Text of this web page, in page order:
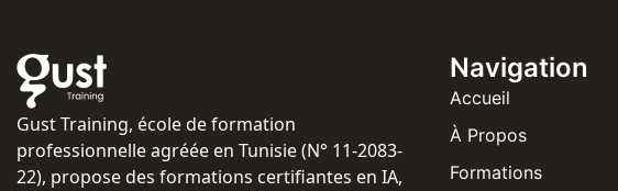
Gust Training, école de formation
professionnelle agréée en Tunisie (N° 11-2083-
22), propose des formations certifiantes en IA,
Navigation
Accueil
À Propos
Formations